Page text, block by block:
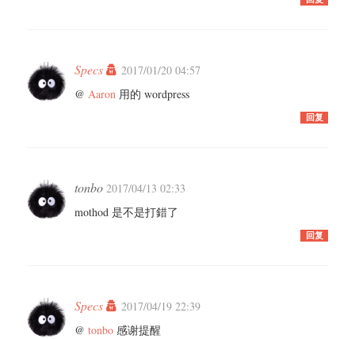
Specs
2017/01/20 04:57
@ Aaron 用的 wordpress
回复
tonbo 2017/04/13 02:33
mothod 是不是打錯了
回复
Specs
2017/04/19 22:39
@ tonbo 感谢提醒